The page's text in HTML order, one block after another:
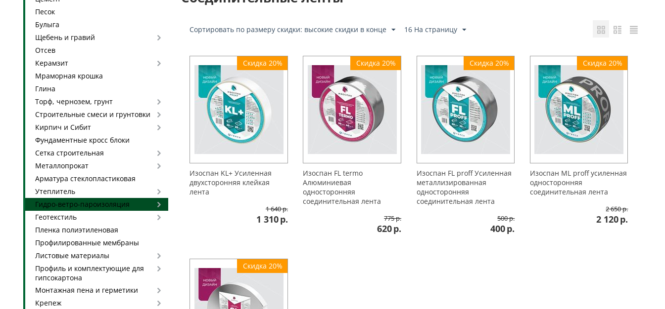
Песок
Булыга
Щебень и гравий
Отсев
Керамзит
Мраморная крошка
Глина
Торф, чернозем, грунт
Строительные смеси и грунтовки
Кирпич и Сибит
Фундаментные кросс блоки
Сетка строительная
Металлопрокат
Арматура стеклопластиковая
Утеплитель
Гидро-ветро-пароизоляция
Геотекстиль
Пленка полиэтиленовая
Профилированные мембраны
Листовые материалы
Профиль и комплектующие для
гипсокартона
Монтажная пена и герметики
Крепеж
Сортировать по размеру скидки: высокие скидки в конце 16 На страницу
Скидка 20%
Изоспан KL+ Усиленная
двухсторонняя клейкая
лента
1 640р.
1 310р.
Скидка 20%
Изоспан FL termo
Алюминиевая
односторонняя
соединительная лента
775р.
620р.
Скидка 20%
Изоспан FL proff Усиленная
металлизированная
односторонняя
соединительная лента
500р.
400р.
Скидка 20%
Изоспан ML proff усиленная
односторонняя
соединительная лента
2 650р.
2 120р.
Скидка 20%